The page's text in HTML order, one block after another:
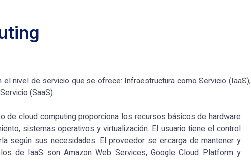
nivel de servicio que se ofrece: Infraestructura como Servicio (IaaS),
(SaaS).
de cloud computing proporciona los recursos básicos de hardware
sistemas operativos y virtualización. El usuario tiene el control
según sus necesidades. El proveedor se encarga de mantener y
de IaaS son Amazon Web Services, Google Cloud Platform y